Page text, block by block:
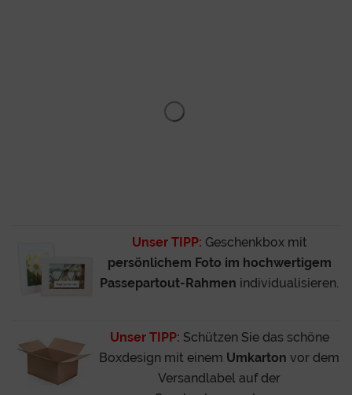
Unser TIPP: Geschenkbox mit
persönlichem Foto im hochwertigem
Passepartout-Rahmen individualisieren.
Unser TIPP: Schützen Sie das schöne
Boxdesign mit einem Umkarton vor dem
Versandlabel auf der